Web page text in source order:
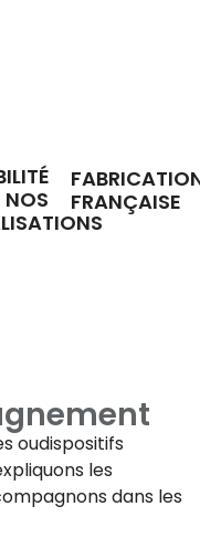
NOS
FRANÇAISE
oudispositifs
les
dans les